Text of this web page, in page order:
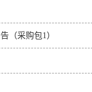
（采购包1）